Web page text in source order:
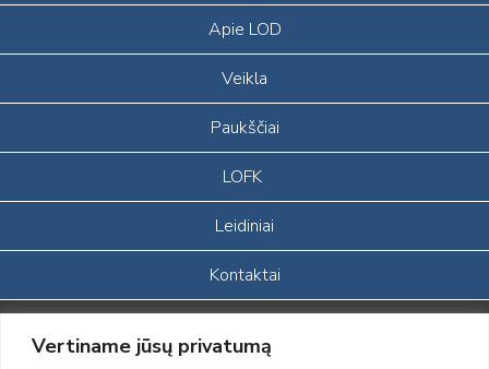
Vertiname jūsų privatumą
Apie LOD
Veikla
Paukščiai
LOFK
Leidiniai
Kontaktai
Portalas sukurtas įgyvendinant Lietuvos Respublikos, Europos
ekonominės erdvės ir Norvegijos finansinių mechanizmų iš dalies